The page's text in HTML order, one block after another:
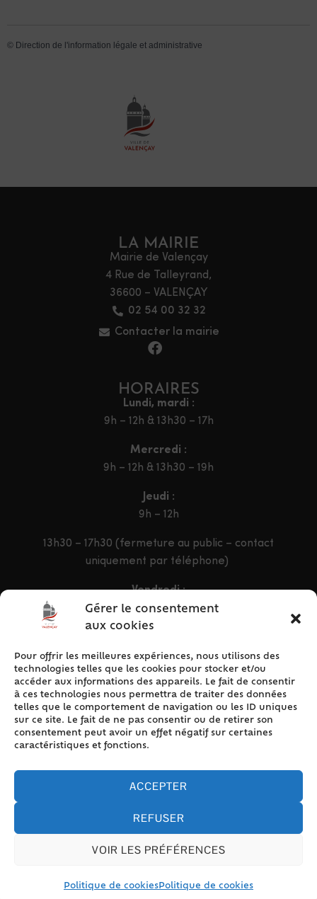
Gérer le consentement
aux cookies
Pour offrir les meilleures expériences, nous utilisons des
technologies telles que les cookies pour stocker et/ou
accéder aux informations des appareils. Le fait de consentir
à ces technologies nous permettra de traiter des données
telles que le comportement de navigation ou les ID uniques
sur ce site. Le fait de ne pas consentir ou de retirer son
consentement peut avoir un effet négatif sur certaines
caractéristiques et fonctions.
ACCEPTER
REFUSER
VOIR LES PRÉFÉRENCES
Politique de cookiesPolitique de cookies
© Direction de l'information légale et administrative
LA MAIRIE
Mairie de Valençay
4 Rue de Talleyrand,
36600 – VALENÇAY
02 54 00 32 32
Contacter la mairie
HORAIRES
Lundi, mardi :
9h – 12h & 13h30 – 17h
Mercredi :
9h – 12h & 13h30 – 19h
Jeudi :
9h – 12h
13h30 – 17h30 (fermeture au public – contact
uniquement par téléphone)
Vendredi :
9h – 12h & 13h30 – 16h30
ACCÈS RAPIDE
Accueil
Contact
Plan du site
Mentions légales
Politique de cookies (UE)
collectivités & GRC/GRU)